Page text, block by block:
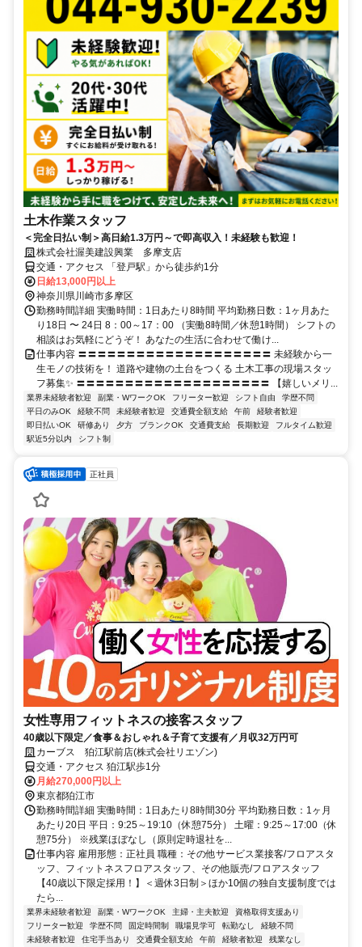
土木作業スタッフ
＜完全日払い制＞高日給1.3万円～で即高収入！未経験も歓迎！
株式会社渥美建設興業 多摩支店
交通・アクセス 「登戸駅」から徒歩約1分
日給13,000円以上
神奈川県川崎市多摩区
勤務時間詳細 実働時間：1日あたり8時間 平均勤務日数：1ヶ月あた
り18日 〜 24日 8：00～17：00 （実働8時間／休憩1時間） シフトの
相談はお気軽にどうぞ！ あなたの生活に合わせて働け...
仕事内容 〓〓〓〓〓〓〓〓〓〓〓〓〓〓〓〓〓〓〓〓 未経験から一
生モノの技術を！ 道路や建物の土台をつくる 土木工事の現場スタッ
フ募集✨ 〓〓〓〓〓〓〓〓〓〓〓〓〓〓〓〓〓〓〓〓 【嬉しいメリ...
業界未経験者歓迎 副業・WワークOK フリーター歓迎 シフト自由
学歴不問
平日のみOK
経験不問 未経験者歓迎 交通費全額支給 午前
経験者歓迎
即日払いOK
研修あり 夕方 ブランクOK 交通費支給 長期歓迎
フルタイム歓迎
駅近5分以内
シフト制
正社員
女性専用フィットネスの接客スタッフ
40歳以下限定／食事＆おしゃれ＆子育て支援有／月収32万円可
カーブス 狛江駅前店(株式会社リエゾン)
交通・アクセス 狛江駅歩1分
月給270,000円以上
東京都狛江市
勤務時間詳細 実働時間：1日あたり8時間30分 平均勤務日数：1ヶ月
あたり20日 平日：9:25～19:10（休憩75分） 土曜：9:25～17:00（休
憩75分） ※残業ほぼなし（原則定時退社を...
仕事内容 雇用形態：正社員 職種：その他サービス業接客/フロアスタ
ッフ、フィットネスフロアスタッフ、その他販売/フロアスタッフ
【40歳以下限定採用！】＜週休3日制＞ほか10個の独自支援制度では
たら...
業界未経験者歓迎 副業・WワークOK 主婦・主夫歓迎
資格取得支援あり
フリーター歓迎
学歴不問 固定時間制 職場見学可 転勤なし
経験不問
未経験者歓迎
住宅手当あり 交通費全額支給 午前 経験者歓迎
残業なし